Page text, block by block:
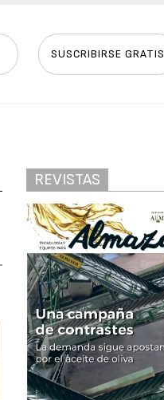
SUSCRIBIRSE GRATIS
REVISTAS